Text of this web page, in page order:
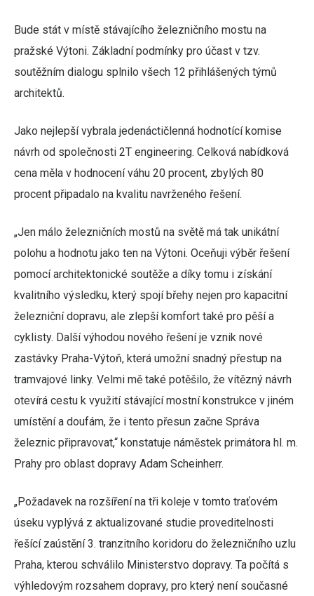
Bude stát v místě stávajícího železničního mostu na
pražské Výtoni. Základní podmínky pro účast v tzv.
soutěžním dialogu splnilo všech 12 přihlášených týmů
architektů.
Jako nejlepší vybrala jedenáctičlenná hodnotící komise
návrh od společnosti 2T engineering. Celková nabídková
cena měla v hodnocení váhu 20 procent, zbylých 80
procent připadalo na kvalitu navrženého řešení.
„Jen málo železničních mostů na světě má tak unikátní
polohu a hodnotu jako ten na Výtoni. Oceňuji výběr řešení
pomocí architektonické soutěže a díky tomu i získání
kvalitního výsledku, který spojí břehy nejen pro kapacitní
železniční dopravu, ale zlepší komfort také pro pěší a
cyklisty. Další výhodou nového řešení je vznik nové
zastávky Praha-Výtoň, která umožní snadný přestup na
tramvajové linky. Velmi mě také potěšilo, že vítězný návrh
otevírá cestu k využití stávající mostní konstrukce v jiném
umístění a doufám, že i tento přesun začne Správa
železnic připravovat,“ konstatuje náměstek primátora hl. m.
Prahy pro oblast dopravy Adam Scheinherr.
„Požadavek na rozšíření na tři koleje v tomto traťovém
úseku vyplývá z aktualizované studie proveditelnosti
řešící zaústění 3. tranzitního koridoru do železničního uzlu
Praha, kterou schválilo Ministerstvo dopravy. Ta počítá s
výhledovým rozsahem dopravy, pro který není současné